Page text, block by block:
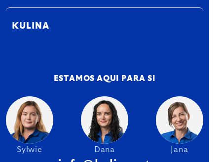
KULINA
ESTAMOS AQUI PARA SI
Sylwie Dana Jana